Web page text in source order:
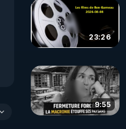
23:26
9:55